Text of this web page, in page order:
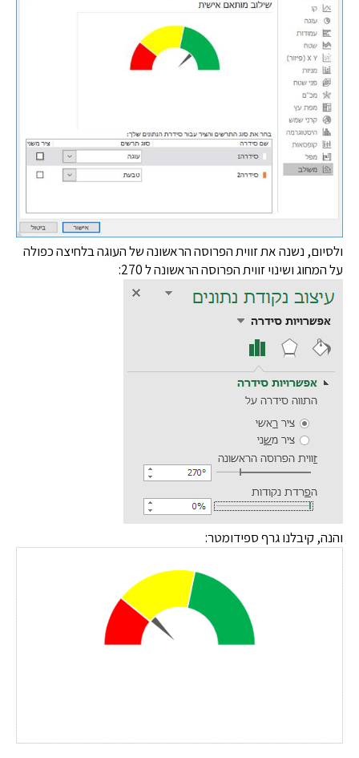
ולסיום, נשנה את זווית הפרוסה הראשונה של העוגה בלחיצה כפולה
על המחוג ושינוי זווית הפרוסה הראשונה ל 270:
והנה, קיבלנו גרף ספידומטר: